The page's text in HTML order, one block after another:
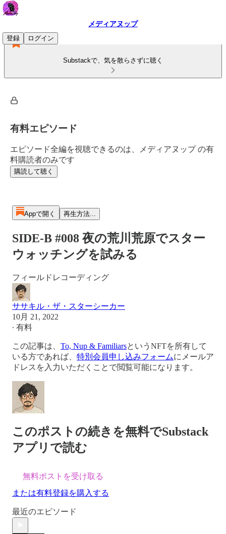
メディアヌップ
登録
ログイン
Substackで、気を散らさずに聴く
有料エピソード
エピソード全編を視聴できるのは、メディアヌップ の有
料購読者のみです
購読して聴く
Appで開く 再生方法...
SIDE-B #008 夜の荒川荒原でスター
ウォッチングを試みる
フィールドレコーディング
ササキル・ザ・スターシーカー
10月 21, 2022
∙ 有料
この記事は、 To, Nup & FamiliarsというNFTを所有して
いる方であれば、 特別会員申し込みフォームにメールア
ドレスを入力いただくことで閲覧可能になります。
このポストの続きを無料でSubstack
アプリで読む
無料ポストを受け取る
または有料登録を購入する
最近のエピソード